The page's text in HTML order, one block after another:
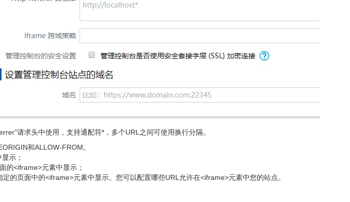
请求头中使用，支持通配符*，多个URL之间可使用换行分隔。
和ALLOW-FROM。
示；
的<iframe>元素中显示；
的页面中的<iframe>元素中显示。您可以配置哪些URL允许在<iframe>元素中您的站点。